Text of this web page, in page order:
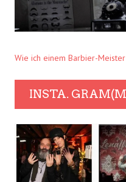
Wie ich einem Barbier-
INSTA.